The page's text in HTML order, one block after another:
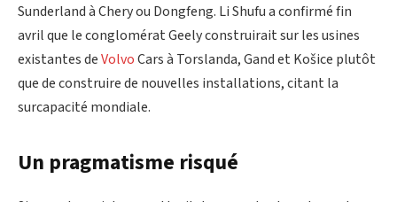
Sunderland à Chery ou Dongfeng. Li Shufu a confirmé fin
avril que le conglomérat Geely construirait sur les usines
existantes deVolvoCars à Torslanda, Gand et Košice plutôt
que de construire de nouvelles installations, citant la
surcapacité mondiale.
Un pragmatisme risqué